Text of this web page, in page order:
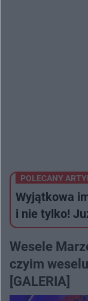
POLECANY
Wyjątkowa
i nie tylko!
Wesele
czyim
[GALERIA]